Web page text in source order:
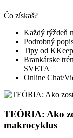
Čo získaš?
Každý týždeň
Podrobný
Tipy od
Brankárske
SVETA
Online Chat/
TEÓRIA: Ako
makrocyklus